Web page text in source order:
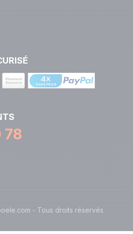
78
- Tous droits réservés